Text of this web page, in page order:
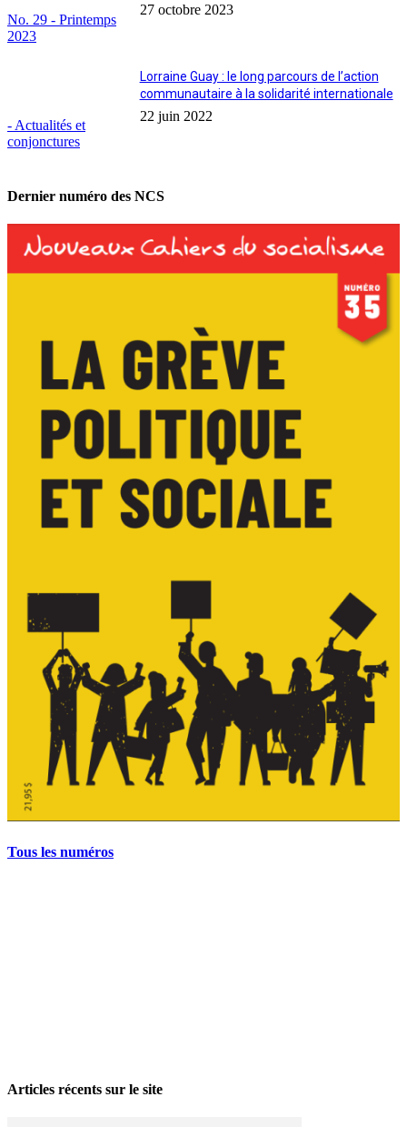
No. 29 - Printemps
2023
27 octobre 2023
- Actualités et
conjonctures
Lorraine Guay : le long parcours de l’action
communautaire à la solidarité internationale
22 juin 2022
Dernier numéro des NCS
Tous les numéros
Articles récents sur le site